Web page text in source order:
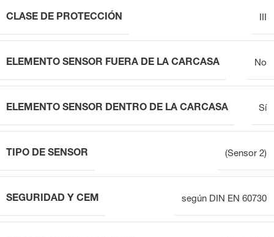
CLASE DE PROTECCIÓN
ELEMENTO SENSOR FUERA DE LA CARCASA No
ELEMENTO SENSOR DENTRO DE LA CARCASA Sí
TIPO DE SENSOR (Sensor 2)
SEGURIDAD Y CEM según DIN EN 60730